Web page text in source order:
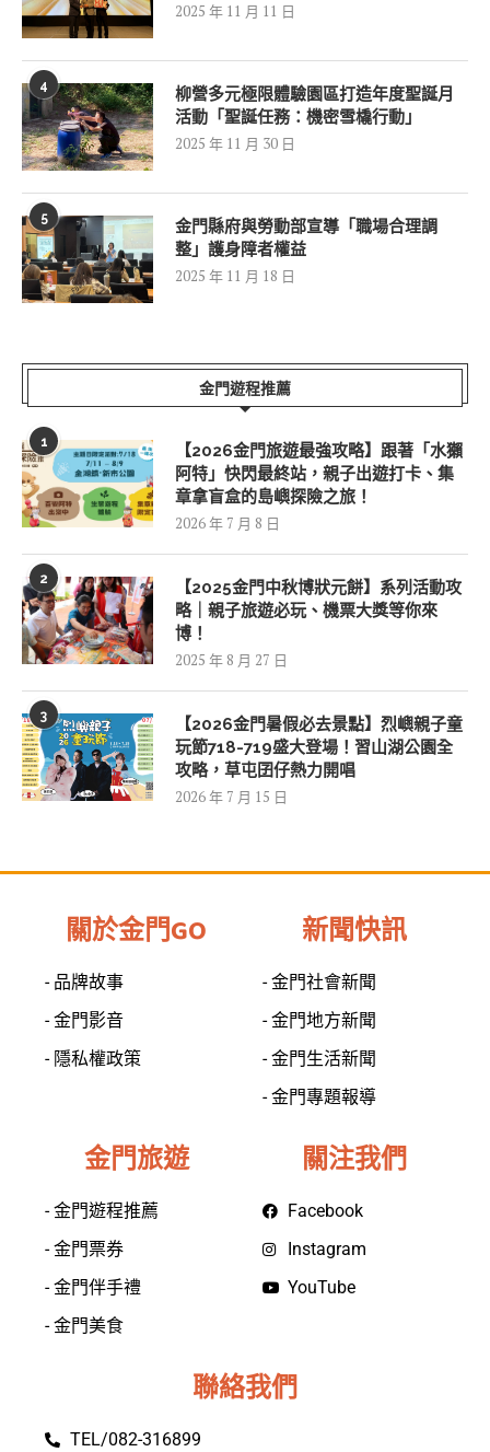
2025 年 11 月 11 日
4
柳營多元極限體驗園區打造年度聖誕月
活動「聖誕任務：機密雪橇行動」
2025 年 11 月 30 日
5
金門縣府與勞動部宣導「職場合理調
整」護身障者權益
2025 年 11 月 18 日
金門遊程推薦
1
【2026金門旅遊最強攻略】跟著「水獺
阿特」快閃最終站，親子出遊打卡、集
章拿盲盒的島嶼探險之旅！
2026 年 7 月 8 日
2
【2025金門中秋博狀元餅】系列活動攻
略｜親子旅遊必玩、機票大獎等你來
博！
2025 年 8 月 27 日
3
【2026金門暑假必去景點】烈嶼親子童
玩節718-719盛大登場！習山湖公園全
攻略，草屯囝仔熱力開唱
2026 年 7 月 15 日
關於金門GO
- 品牌故事
- 金門影音
- 隱私權政策
新聞快訊
- 金門社會新聞
- 金門地方新聞
- 金門生活新聞
- 金門專題報導
金門旅遊
- 金門遊程推薦
- 金門票券
- 金門伴手禮
- 金門美食
關注我們
Facebook
Instagram
YouTube
聯絡我們
TEL/082-316899